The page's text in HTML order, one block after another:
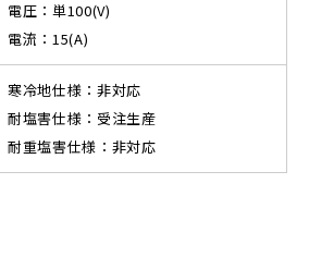
電圧：単100(V)
電流：15(A)
寒冷地仕様：非対応
耐塩害仕様：受注生産
耐重塩害仕様：非対応